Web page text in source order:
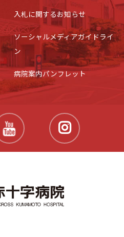
入札に関するお知らせ
ソーシャルメディアガイドライ
ン
病院案内パンフレット